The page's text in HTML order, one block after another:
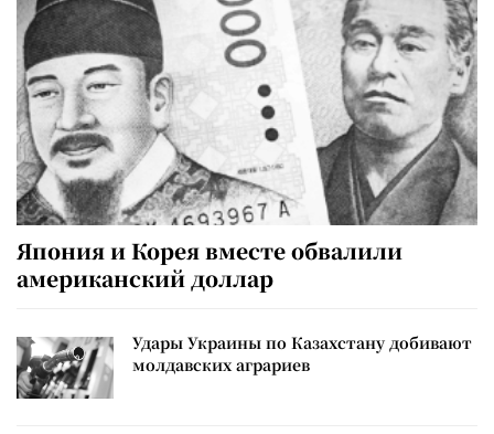
Япония и Корея вместе обвалили
американский доллар
Удары Украины по Казахстану добивают
молдавских аграриев